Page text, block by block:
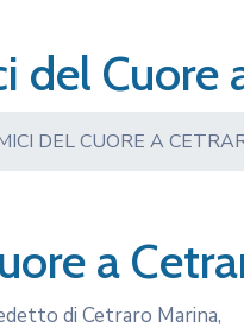
del Cuore
DEL CUORE A
a
di Cetraro Marina,